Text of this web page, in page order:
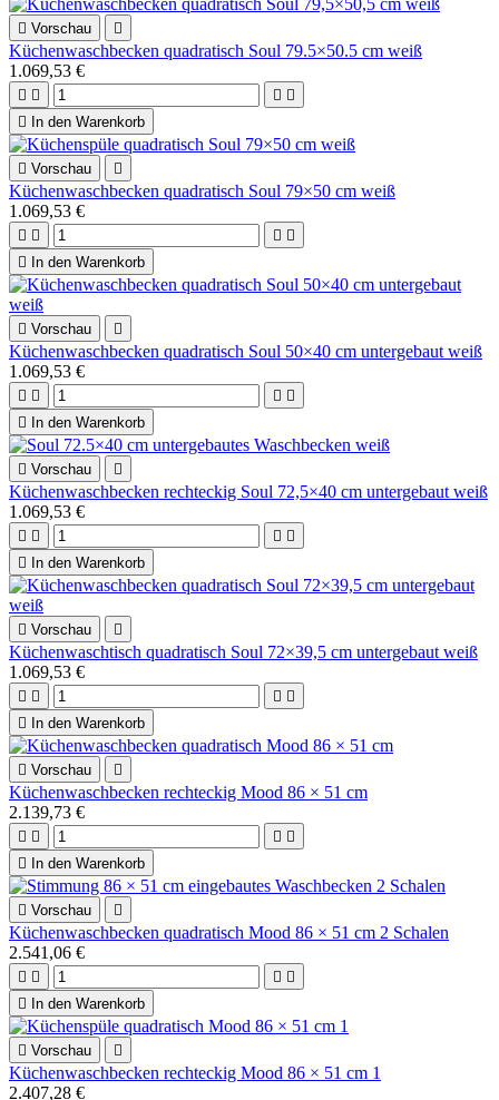
 Vorschau 
Küchenwaschbecken quadratisch Soul 79.5×50.5 cm weiß
1.069,53 €
   

In den Warenkorb
 Vorschau 
Küchenwaschbecken quadratisch Soul 79×50 cm weiß
1.069,53 €
   

In den Warenkorb
 Vorschau 
Küchenwaschbecken quadratisch Soul 50×40 cm untergebaut weiß
1.069,53 €
   

In den Warenkorb
 Vorschau 
Küchenwaschbecken rechteckig Soul 72,5×40 cm untergebaut weiß
1.069,53 €
   

In den Warenkorb
 Vorschau 
Küchenwaschtisch quadratisch Soul 72×39,5 cm untergebaut weiß
1.069,53 €
   

In den Warenkorb
 Vorschau 
Küchenwaschbecken rechteckig Mood 86 × 51 cm
2.139,73 €
   

In den Warenkorb
 Vorschau 
Küchenwaschbecken quadratisch Mood 86 × 51 cm 2 Schalen
2.541,06 €
   

In den Warenkorb
 Vorschau 
Küchenwaschbecken rechteckig Mood 86 × 51 cm 1
2.407,28 €